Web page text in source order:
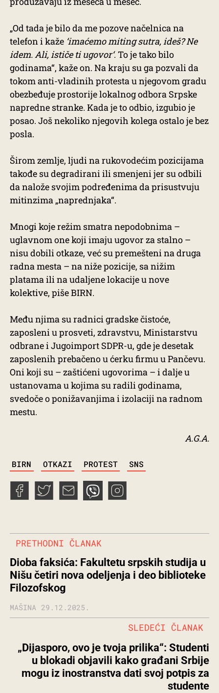
„Od tada je bilo da me pozove načelnica na
telefon i kaže ‘imaćemo miting sutra, ideš? Ne
idem. Ali, ističe ti ugovor‘. To je tako bilo
godinama“, kaže on. Na kraju su ga pozvali da
tokom anti-vladinih protesta u njegovom gradu
obezbeđuje prostorije lokalnog odbora Srpske
napredne stranke. Kada je to odbio, izgubio je
posao. Još nekoliko njegovih kolega ostalo je bez
posla.
Širom zemlje, ljudi na rukovodećim pozicijama
takođe su degradirani ili smenjeni jer su odbili
da nalože svojim podređenima da prisustvuju
mitinzima „naprednjaka“.
Mnogi koje režim smatra nepodobnima –
uglavnom one koji imaju ugovor za stalno –
nisu dobili otkaze, već su premešteni na druga
radna mesta – na niže pozicije, sa nižim
platama ili na udaljene lokacije u nove
kolektive, piše BIRN.
Među njima su radnici gradske čistoće,
zaposleni u prosveti, zdravstvu, Ministarstvu
odbrane i Jugoimport SDPR-u, gde je desetak
zaposlenih prebačeno u ćerku firmu u Pančevu.
Oni koji su – zaštićeni ugovorima – i dalje u
ustanovama u kojima su radili godinama,
svedoče o ponižavanjima i izolaciji na radnom
mestu.
A.G.A.
BIRN OTKAZI PROTEST SNS
PRETHODNI ČLANAK
Dioba faksića: Fakultetu srpskih studija u
Nišu četiri nova odeljenja i deo biblioteke
Filozofskog
MAŠINA 29.12.2025.
„Dijasporo, ovo je tvoja prilika“: Studenti
u blokadi objavili kako građani Srbije
mogu iz inostranstva dati svoj potpis za
studente
SLEDEĆI ČLANAK